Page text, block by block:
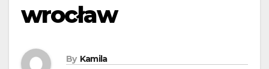
wrocław
By Kamila